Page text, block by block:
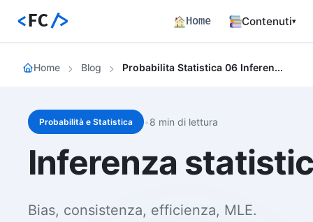
<FC/> Home Contenuti▾
Architettura
Hub dei
Articoli
Percorsi
Home Blog Probabilita Statistica 06 Inferenza Statistica Stimatori E Propriet
Probabilità e Statistica •8 min di lettura
Inferenza
Bias, consistenza, efficienza, MLE.